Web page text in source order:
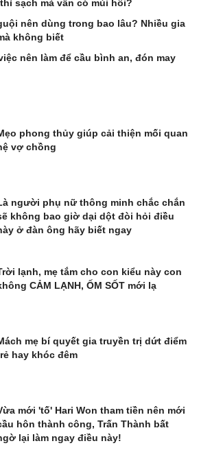
sạch mà vẫn có mùi hôi?
nên dùng trong bao lâu? Nhiều gia
không biết
nên làm để cầu bình an, đón may
phong thủy giúp cải thiện mối quan
vợ chồng
người phụ nữ thông minh chắc chắn
không bao giờ dại dột đòi hỏi điều
ở đàn ông hãy biết ngay
lạnh, mẹ tắm cho con kiểu này con
CẢM LẠNH, ỐM SỐT mới lạ
mẹ bí quyết gia truyền trị dứt điểm
hay khóc đêm
mới 'tố' Hari Won tham tiền nên mới
hôn thành công, Trấn Thành bất
lại làm ngay điều này!